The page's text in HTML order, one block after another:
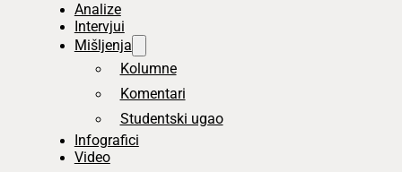
Analize
Intervjui
Mišljenja
Kolumne
Komentari
Studentski ugao
Infografici
Video